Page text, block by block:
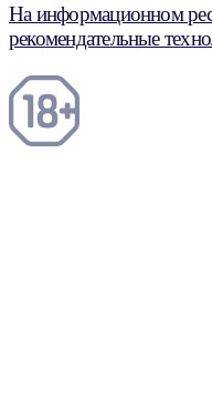
На информационном
рекомендательные